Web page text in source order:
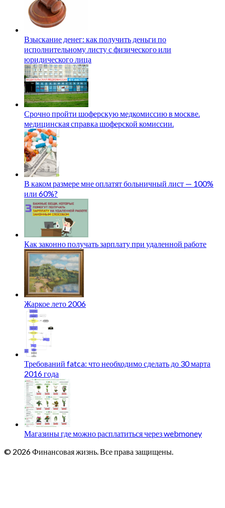
Взыскание денег: как получить деньги по
исполнительному листу с физического или
юридического лица
Срочно пройти шоферскую медкомиссию в москве.
медицинская справка шоферской комиссии.
В каком размере мне оплатят больничный лист — 100%
или 60%?
Как законно получать зарплату при удаленной работе
Жаркое лето 2006
Требований fatca: что необходимо сделать до 30 марта
2016 года
Магазины где можно расплатиться через webmoney
© 2026 Финансовая жизнь. Все права защищены.